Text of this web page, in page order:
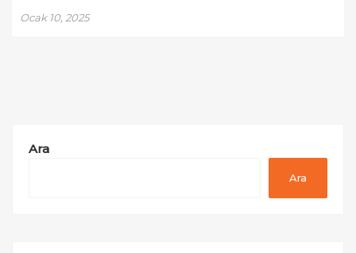
Ocak 10, 2025
Ara
Ara